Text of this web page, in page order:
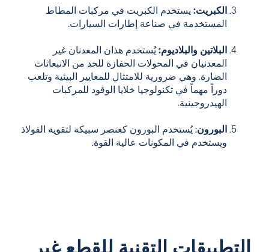
الكبريت: يستخدم الكبريت في مركبات المطاط
المستخدمة في صناعة إطارات السيارات.
البلاتين والبلاديوم:يُستخدم هذان المعدنان غير
المعدنيان في المحولات الحفازة للحد من الانبعاثات
الضارة. وهي ضرورية للامتثال للمعايير البيئية وتلعب
دوراً مهماً في تكنولوجيا خلايا الوقود للمركبات
الهيدروجينية.
البورون:يُستخدم البورون كعنصر سبيكة لتقوية الفولاذ
ويستخدم في المكونات عالية القوة.